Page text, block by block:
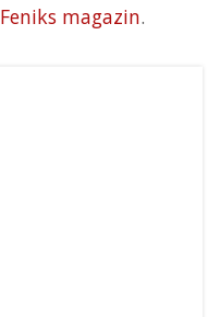
Feniks magazin.